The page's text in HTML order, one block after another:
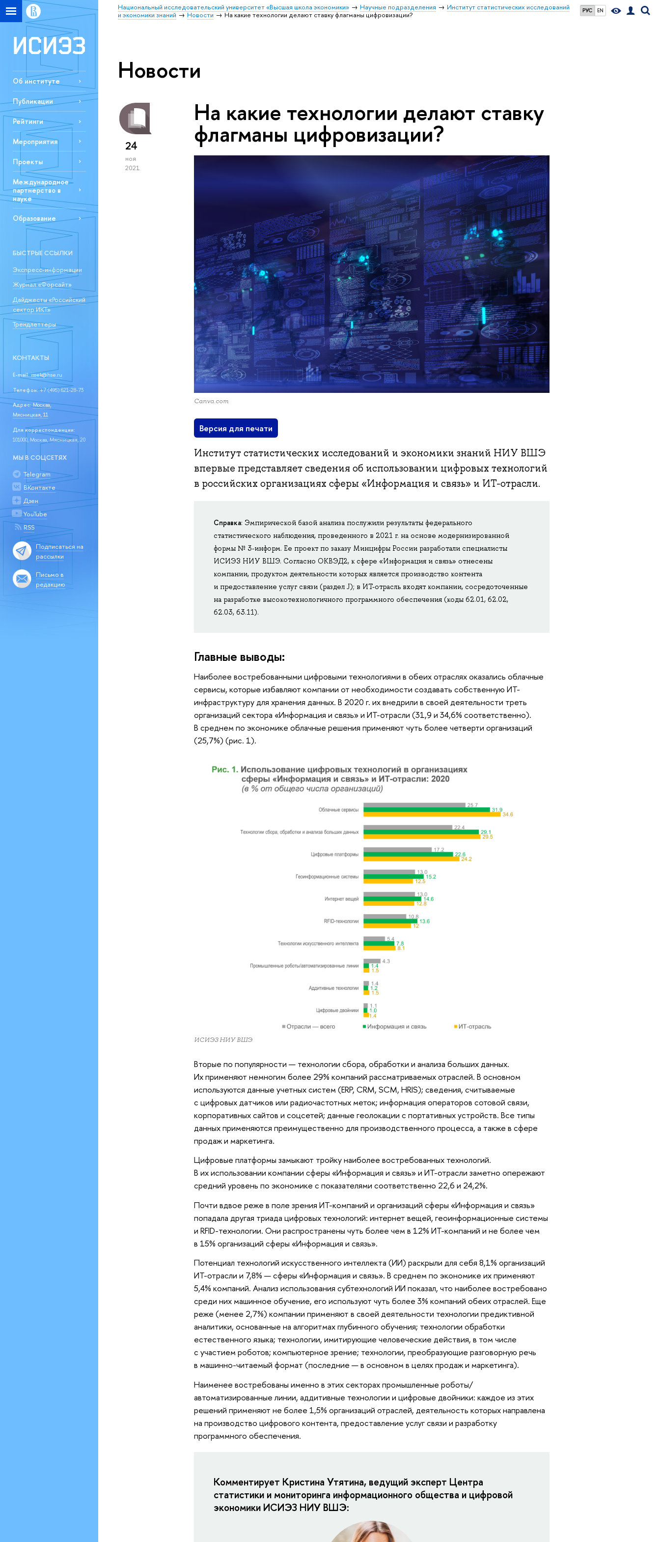
РУС EN
Национальный исследовательский университет «Высшая школа экономики» Научные подразделения
Институт статистических исследований
и экономики знаний
Новости На какие технологии делают ставку флагманы цифровизации?
Об институте
Публикации
Рейтинги
Мероприятия
Проекты
Международное
партнерство в
науке
Образование
БЫСТРЫЕ ССЫЛКИ
Экспресс-информации
Журнал «Форсайт»
Дайджесты «Российский
сектор ИКТ»
Трендлеттеры
КОНТАКТЫ
E-mail:issek@hse.ru
Телефон:+7 (495) 621-28-73
Адрес: Москва,
Мясницкая, 11
Для корреспонденции:
101000, Москва, Мясницкая, 20
МЫ В СОЦСЕТЯХ
Telegram
ВКонтакте
Дзен
YouTube
RSS
Подписаться на
рассылки
Письмо в
редакцию
Новости
24
ноя
2021
На какие технологии делают ставку
флагманы цифровизации?
Canva.com
Версия для печати
Институт статистических исследований и экономики знаний НИУ ВШЭ
впервые представляет сведения об использовании цифровых технологий
в российских организациях сферы «Информация и связь» и ИТ-отрасли.
Справка: Эмпирической базой анализа послужили результаты федерального
статистического наблюдения, проведенного в 2021 г. на основе модернизированной
формы № 3-информ. Ее проект по заказу Минцифры России разработали специалисты
ИСИЭЗ НИУ ВШЭ. Согласно ОКВЭД2, к сфере «Информация и связь» отнесены
компании, продуктом деятельности которых является производство контента
и предоставление услуг связи (раздел J); в ИТ-отрасль входят компании, сосредоточенные
на разработке высокотехнологичного программного обеспечения (коды 62.01, 62.02,
62.03, 63.11).
Главные выводы:
Наиболее востребованными цифровыми технологиями в обеих отраслях оказались облачные
сервисы, которые избавляют компании от необходимости создавать собственную ИТ-
инфраструктуру для хранения данных. В 2020 г. их внедрили в своей деятельности треть
организаций сектора «Информация и связь» и ИТ-отрасли (31,9 и 34,6% соответственно).
В среднем по экономике облачные решения применяют чуть более четверти организаций
(25,7%) (рис. 1).
ИСИЭЗ НИУ ВШЭ
Вторые по популярности — технологии сбора, обработки и анализа больших данных.
Их применяют немногим более 29% компаний рассматриваемых отраслей. В основном
используются данные учетных систем (ERP, CRM, SCM, HRIS); сведения, считываемые
с цифровых датчиков или радиочастотных меток; информация операторов сотовой связи,
корпоративных сайтов и соцсетей; данные геолокации с портативных устройств. Все типы
данных применяются преимущественно для производственного процесса, а также в сфере
продаж и маркетинга.
Цифровые платформы замыкают тройку наиболее востребованных технологий.
В их использовании компании сферы «Информация и связь» и ИТ-отрасли заметно опережают
средний уровень по экономике с показателями соответственно 22,6 и 24,2%.
Почти вдвое реже в поле зрения ИТ-компаний и организаций сферы «Информация и связь»
попадала другая триада цифровых технологий: интернет вещей, геоинформационные системы
и RFID-технологии. Они распространены чуть более чем в 12% ИТ-компаний и не более чем
в 15% организаций сферы «Информация и связь».
Потенциал технологий искусственного интеллекта (ИИ) раскрыли для себя 8,1% организаций
ИТ-отрасли и 7,8% — сферы «Информация и связь». В среднем по экономике их применяют
5,4% компаний. Анализ использования субтехнологий ИИ показал, что наиболее востребовано
среди них машинное обучение, его используют чуть более 3% компаний обеих отраслей. Еще
реже (менее 2,7%) компании применяют в своей деятельности технологии предиктивной
аналитики, основанные на алгоритмах глубинного обучения; технологии обработки
естественного языка; технологии, имитирующие человеческие действия, в том числе
с участием роботов; компьютерное зрение; технологии, преобразующие разговорную речь
в машинно-читаемый формат (последние — в основном в целях продаж и маркетинга).
Наименее востребованы именно в этих секторах промышленные роботы/
автоматизированные линии, аддитивные технологии и цифровые двойники: каждое из этих
решений применяют не более 1,5% организаций отраслей, деятельность которых направлена
на производство цифрового контента, предоставление услуг связи и разработку
программного обеспечения.
Комментирует Кристина Утятина, ведущий эксперт Центра
статистики и мониторинга информационного общества и цифровой
экономики ИСИЭЗ НИУ ВШЭ: